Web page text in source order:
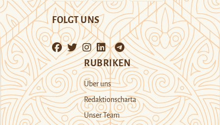
FOLGT UNS
RUBRIKEN
Über uns
Redaktionscharta
Unser Team